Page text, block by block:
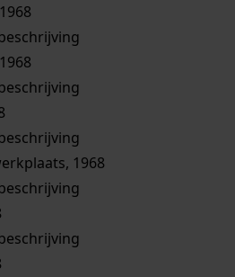
1968